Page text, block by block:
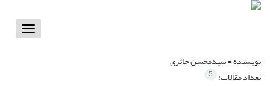
Toggle
نویسنده =سیدمحسن حائری
تعداد مقالات: 5